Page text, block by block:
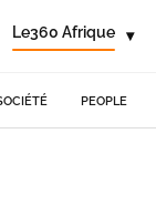
Le360 Afrique ▾
PEOPLE